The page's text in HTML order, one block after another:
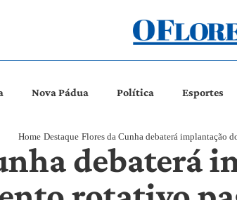
Nova Pádua Política Esportes
Home Destaque Flores da Cunha debaterá implantação
debaterá